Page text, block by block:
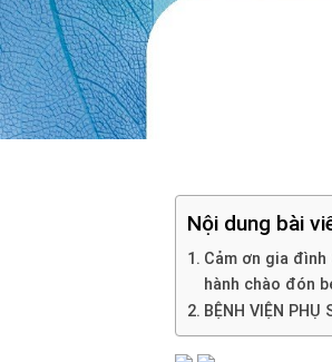
Nội dung bài
Cảm ơn gia đình
hành chào đón
BỆNH VIỆN PHỤ